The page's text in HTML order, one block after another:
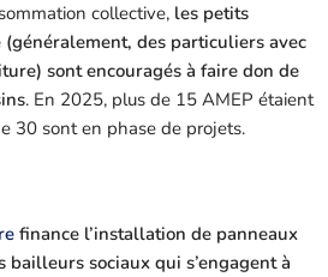
collective, les petits
(généralement, des particuliers avec
sont encouragés à faire don de
. En 2025, plus de 15 AMEP étaient
30 sont en phase de projets.
finance l’installation de panneaux
sociaux qui s’engagent à